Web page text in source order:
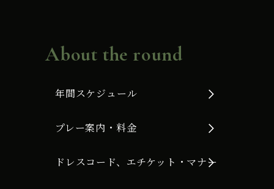
About the round
年間スケジュール
プレー案内・料金
ドレスコード、エチケット・マナー